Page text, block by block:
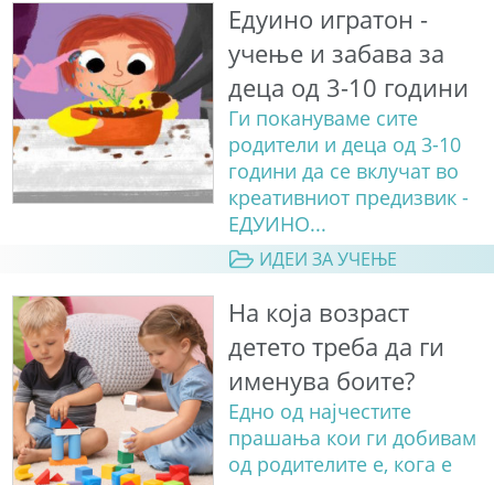
Едуино игратон -
учење и забава за
деца од 3-10 години
Ги покануваме сите
родители и деца од 3-10
години да се вклучат во
креативниот предизвик -
ЕДУИНО...
ИДЕИ ЗА УЧЕЊЕ
На која возраст
детето треба да ги
именува боите?
Едно од најчестите
прашања кои ги добивам
од родителите е, кога е